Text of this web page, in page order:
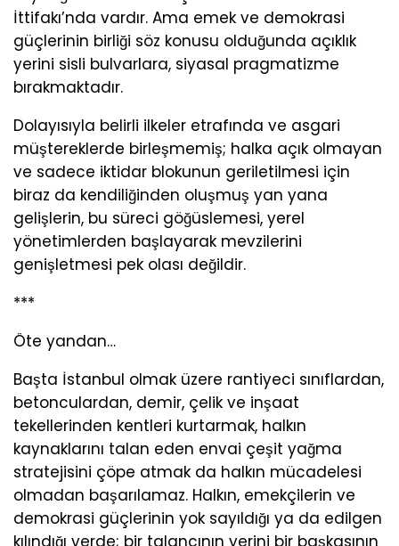
İttifakı’nda vardır. Ama emek ve demokrasi
güçlerinin birliği söz konusu olduğunda açıklık
yerini sisli bulvarlara, siyasal pragmatizme
bırakmaktadır.
Dolayısıyla belirli ilkeler etrafında ve asgari
müştereklerde birleşmemiş; halka açık olmayan
ve sadece iktidar blokunun geriletilmesi için
biraz da kendiliğinden oluşmuş yan yana
gelişlerin, bu süreci göğüslemesi, yerel
yönetimlerden başlayarak mevzilerini
genişletmesi pek olası değildir.
***
Öte yandan…
Başta İstanbul olmak üzere rantiyeci sınıflardan,
betonculardan, demir, çelik ve inşaat
tekellerinden kentleri kurtarmak, halkın
kaynaklarını talan eden envai çeşit yağma
stratejisini çöpe atmak da halkın mücadelesi
olmadan başarılamaz. Halkın, emekçilerin ve
demokrasi güçlerinin yok sayıldığı ya da edilgen
kılındığı yerde; bir talancının yerini bir başkasının